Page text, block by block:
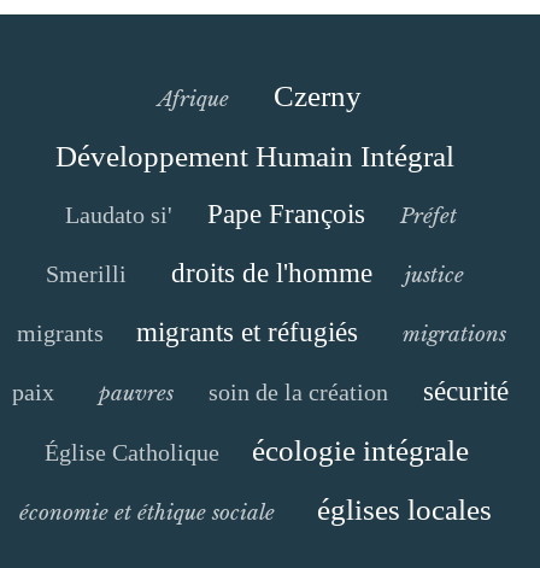
Afrique
Czerny
Développement Humain Intégral
Laudato si' Pape François Préfet
Smerilli droits de l'homme justice
migrants migrants et réfugiés migrations
paix pauvres soin de la création sécurité
Église Catholique écologie intégrale
économie et éthique sociale églises locales